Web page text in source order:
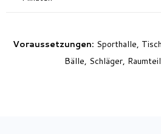
Voraussetzungen: Sporthalle,
Bälle, Schläger,